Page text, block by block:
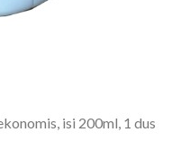
isi 200ml, 1 dus